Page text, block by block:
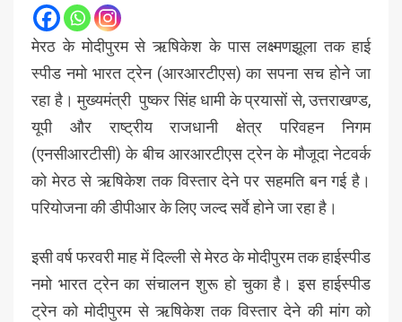
मेरठ के मोदीपुरम से ऋषिकेश के पास लक्ष्मणझूला तक हाई
स्पीड नमो भारत ट्रेन (आरआरटीएस) का सपना सच होने जा
रहा है। मुख्यमंत्री पुष्कर सिंह धामी के प्रयासों से, उत्तराखण्ड,
यूपी और राष्ट्रीय राजधानी क्षेत्र परिवहन निगम
(एनसीआरटीसी) के बीच आरआरटीएस ट्रेन के मौजूदा नेटवर्क
को मेरठ से ऋषिकेश तक विस्तार देने पर सहमति बन गई है।
परियोजना की डीपीआर के लिए जल्द सर्वे होने जा रहा है।
इसी वर्ष फरवरी माह में दिल्ली से मेरठ के मोदीपुरम तक हाईस्पीड
नमो भारत ट्रेन का संचालन शुरू हो चुका है। इस हाईस्पीड
ट्रेन को मोदीपुरम से ऋषिकेश तक विस्तार देने की मांग को